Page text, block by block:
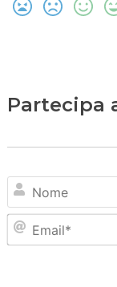
Partecipa